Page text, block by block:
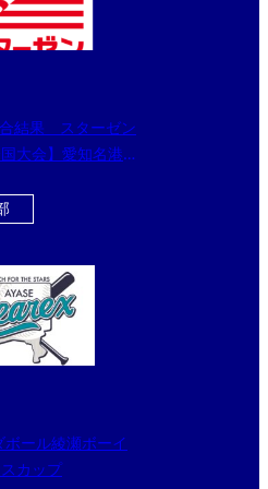
合結果 スターゼン
大会】愛知名港ボ
ール綾瀬ボーイ
カップ